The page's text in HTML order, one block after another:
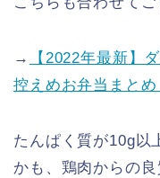
→ 【 2022年最新 】
控えめお弁当まとめ
たんぱく質が10g以
かも、鶏肉からの良